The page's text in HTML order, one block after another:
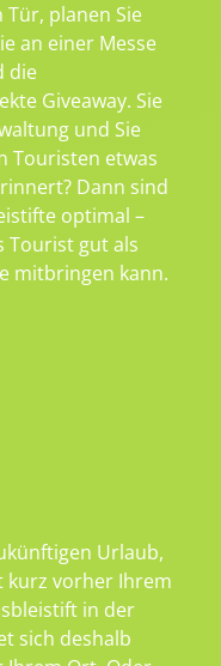
Tür, planen Sie
an einer Messe
die
Giveaway. Sie
und Sie
Touristen etwas
Dann sind
optimal –
Tourist gut als
mitbringen kann.
Urlaub,
kurz vorher Ihrem
in der
sich deshalb